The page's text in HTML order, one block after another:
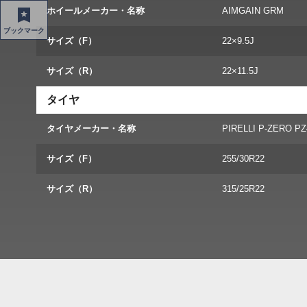
ホイールメーカー・名称 AIMGAIN GRM
サイズ（F） 22×9.5J
サイズ（R） 22×11.5J
タイヤ
タイヤメーカー・名称 PIRELLI P-ZERO
サイズ（F） 255/30R22
サイズ（R） 315/25R22
ブックマーク